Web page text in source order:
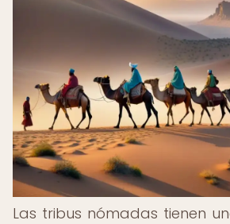
Las tribus nómadas tienen